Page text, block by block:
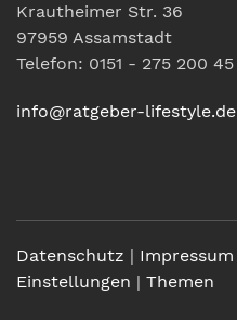
Krautheimer Str. 36
97959 Assamstadt
Telefon: 0151 - 275 200 45
info@ratgeber-lifestyle.de
Datenschutz | Impressum
Einstellungen | Themen